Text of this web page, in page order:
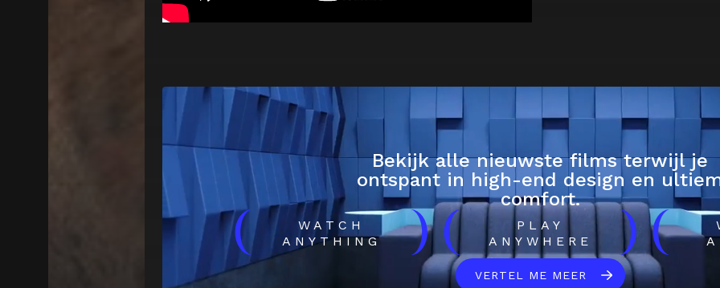
Bekijk alle nieuwste films terwijl je
ontspant in high-end design en
comfort.
(
WATCH
ANYTHING
)(
PLAY
ANYWHERE
)(
VERTEL ME MEER